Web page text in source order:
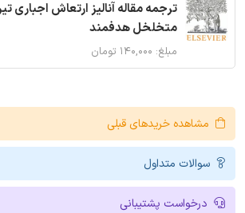
ترجمه مقاله آنالیز ارتعاش اجباری
متخلخل هدفمند
مبلغ: ۱۴۰,۰۰۰ تومان
مشاهده خریدهای قبلی
سوالات متداول
درخواست پشتیبانی